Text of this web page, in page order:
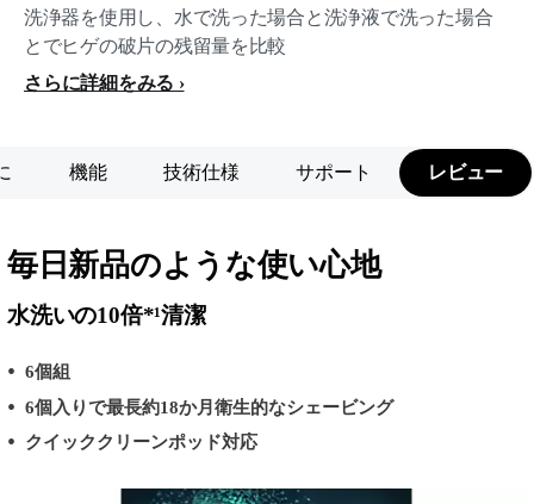
洗浄器を使用し、水で洗った場合と洗浄液で洗った場合
とでヒゲの破片の残留量を比較
さらに詳細をみる
機能 技術仕様 サポート レビュー
毎日新品のような使い心地
水洗いの10倍*¹清潔
6個組
6個入りで最長約18か月衛生的なシェービング
クイッククリーンポッド対応